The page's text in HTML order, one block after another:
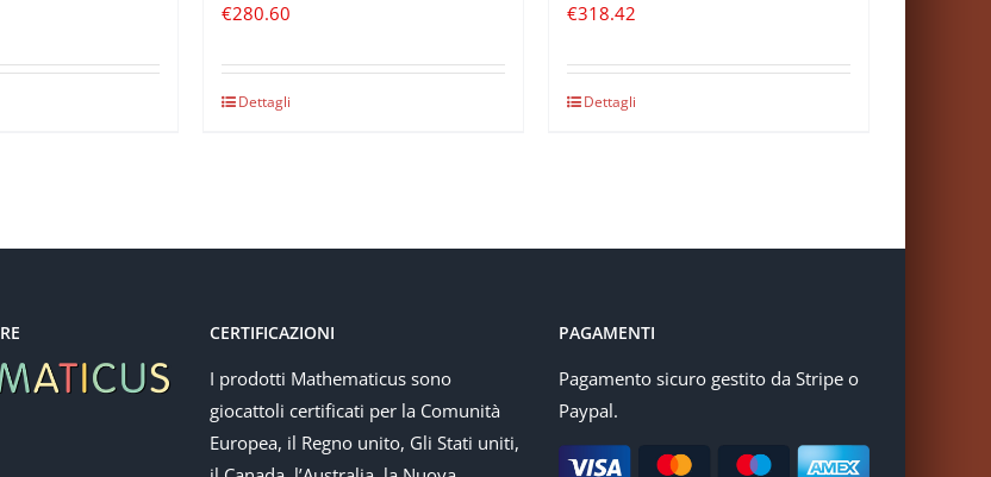
€280.60
Dettagli
€318.42
Dettagli
CERTIFICAZIONI
I prodotti Mathematicus sono
giocattoli certificati per la Comunità
Europea, il Regno unito, Gli Stati uniti,
PAGAMENTI
Pagamento sicuro gestito da Stripe o
Paypal.